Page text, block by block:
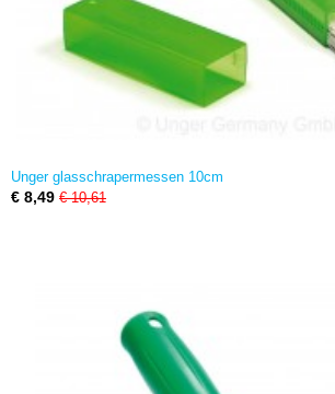
Unger glasschrapermessen 10cm
€ 8,49 € 10,61